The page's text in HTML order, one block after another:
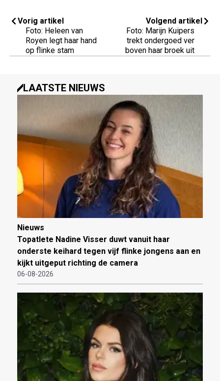
Vorig artikel
Foto: Heleen van
Royen legt haar hand
op flinke stam
Volgend artikel
Foto: Marijn Kuipers
trekt ondergoed ver
boven haar broek uit
LAATSTE NIEUWS
Nieuws
Topatlete Nadine Visser duwt vanuit haar
onderste keihard tegen vijf flinke jongens aan en
kijkt uitgeput richting de camera
06-08-2026